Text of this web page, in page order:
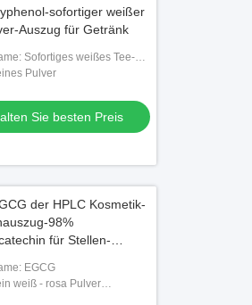
sofortiger weißer
Auszug für Getränk
Sofortiges weißes Tee-
Pulver
Sie besten Preis
der HPLC Kosmetik-
98%
für Stellen-
EGCG
weiß - rosa Pulver